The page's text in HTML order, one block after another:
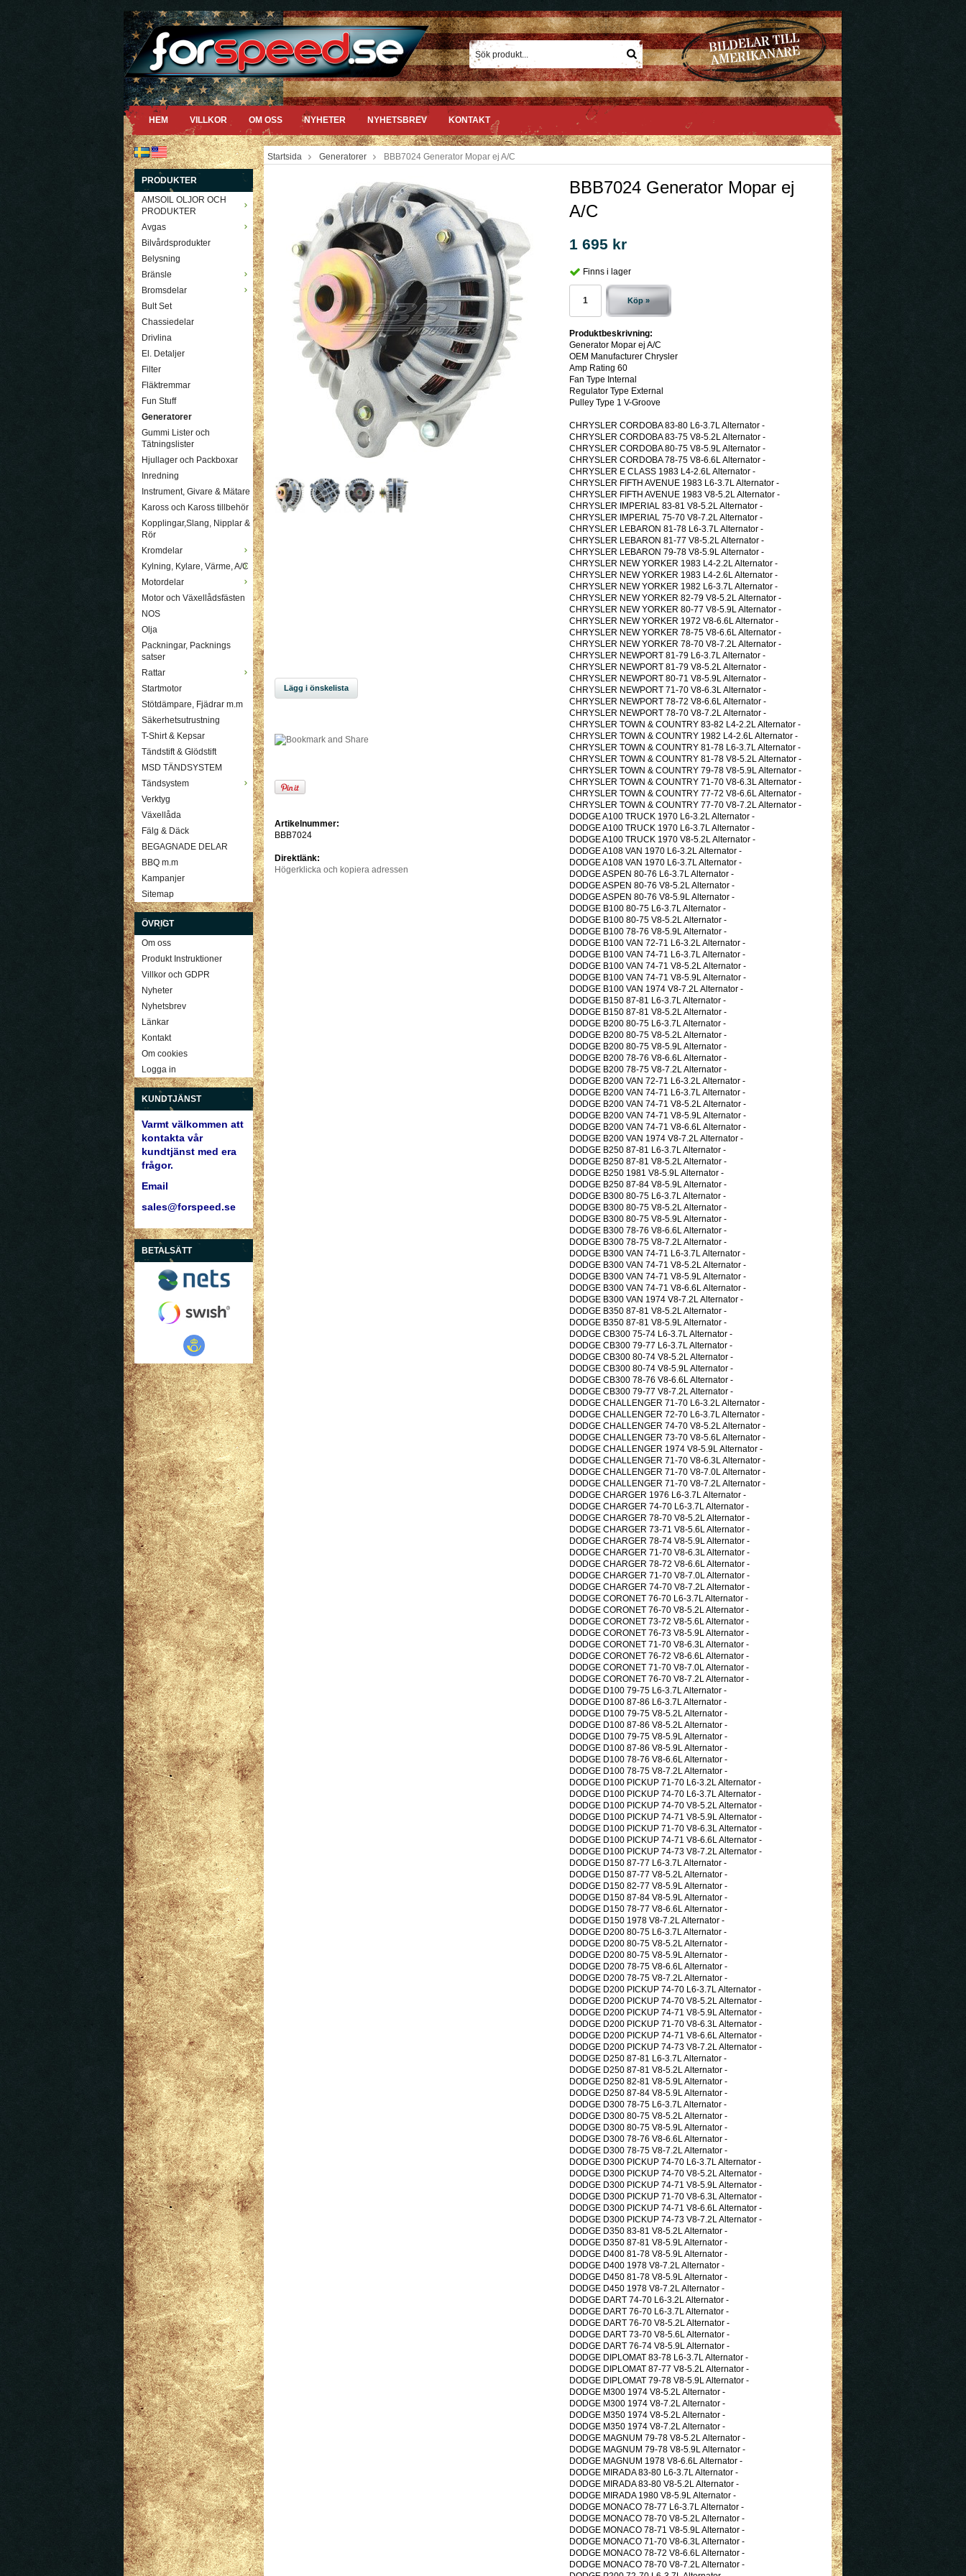
HEM VILLKOR OM OSS NYHETER NYHETSBREV KONTAKT
PRODUKTER
AMSOIL OLJOR OCH
PRODUKTER
Avgas
Bilvårdsprodukter
Belysning
Bränsle
Bromsdelar
Bult Set
Chassiedelar
Drivlina
El. Detaljer
Filter
Fläktremmar
Fun Stuff
Generatorer
Gummi Lister och
Tätningslister
Hjullager och Packboxar
Inredning
Instrument, Givare & Mätare
Kaross och Kaross tillbehör
Kopplingar,Slang, Nipplar &
Rör
Kromdelar
Kylning, Kylare, Värme, A/C
Motordelar
Motor och Växellådsfästen
NOS
Olja
Packningar, Packnings
satser
Rattar
Startmotor
Stötdämpare, Fjädrar m.m
Säkerhetsutrustning
T-Shirt & Kepsar
Tändstift & Glödstift
MSD TÄNDSYSTEM
Tändsystem
Verktyg
Växellåda
Fälg & Däck
BEGAGNADE DELAR
BBQ m.m
Kampanjer
Sitemap
ÖVRIGT
Om oss
Produkt Instruktioner
Villkor och GDPR
Nyheter
Nyhetsbrev
Länkar
Kontakt
Om cookies
Logga in
KUNDTJÄNST
Varmt välkommen att
kontakta vår
kundtjänst med era
frågor.
Email
sales@forspeed.se
BETALSÄTT
Startsida Generatorer BBB7024 Generator Mopar ej A/C
Lägg i önskelista
Artikelnummer:
BBB7024
Direktlänk:
Högerklicka och kopiera adressen
BBB7024 Generator Mopar ej
A/C
1 695 kr
Finns i lager
Köp »
Produktbeskrivning:
Generator Mopar ej A/C
OEM Manufacturer Chrysler
Amp Rating 60
Fan Type Internal
Regulator Type External
Pulley Type 1 V-Groove
CHRYSLER CORDOBA 83-80 L6-3.7L Alternator -
CHRYSLER CORDOBA 83-75 V8-5.2L Alternator -
CHRYSLER CORDOBA 80-75 V8-5.9L Alternator -
CHRYSLER CORDOBA 78-75 V8-6.6L Alternator -
CHRYSLER E CLASS 1983 L4-2.6L Alternator -
CHRYSLER FIFTH AVENUE 1983 L6-3.7L Alternator -
CHRYSLER FIFTH AVENUE 1983 V8-5.2L Alternator -
CHRYSLER IMPERIAL 83-81 V8-5.2L Alternator -
CHRYSLER IMPERIAL 75-70 V8-7.2L Alternator -
CHRYSLER LEBARON 81-78 L6-3.7L Alternator -
CHRYSLER LEBARON 81-77 V8-5.2L Alternator -
CHRYSLER LEBARON 79-78 V8-5.9L Alternator -
CHRYSLER NEW YORKER 1983 L4-2.2L Alternator -
CHRYSLER NEW YORKER 1983 L4-2.6L Alternator -
CHRYSLER NEW YORKER 1982 L6-3.7L Alternator -
CHRYSLER NEW YORKER 82-79 V8-5.2L Alternator -
CHRYSLER NEW YORKER 80-77 V8-5.9L Alternator -
CHRYSLER NEW YORKER 1972 V8-6.6L Alternator -
CHRYSLER NEW YORKER 78-75 V8-6.6L Alternator -
CHRYSLER NEW YORKER 78-70 V8-7.2L Alternator -
CHRYSLER NEWPORT 81-79 L6-3.7L Alternator -
CHRYSLER NEWPORT 81-79 V8-5.2L Alternator -
CHRYSLER NEWPORT 80-71 V8-5.9L Alternator -
CHRYSLER NEWPORT 71-70 V8-6.3L Alternator -
CHRYSLER NEWPORT 78-72 V8-6.6L Alternator -
CHRYSLER NEWPORT 78-70 V8-7.2L Alternator -
CHRYSLER TOWN & COUNTRY 83-82 L4-2.2L Alternator -
CHRYSLER TOWN & COUNTRY 1982 L4-2.6L Alternator -
CHRYSLER TOWN & COUNTRY 81-78 L6-3.7L Alternator -
CHRYSLER TOWN & COUNTRY 81-78 V8-5.2L Alternator -
CHRYSLER TOWN & COUNTRY 79-78 V8-5.9L Alternator -
CHRYSLER TOWN & COUNTRY 71-70 V8-6.3L Alternator -
CHRYSLER TOWN & COUNTRY 77-72 V8-6.6L Alternator -
CHRYSLER TOWN & COUNTRY 77-70 V8-7.2L Alternator -
DODGE A100 TRUCK 1970 L6-3.2L Alternator -
DODGE A100 TRUCK 1970 L6-3.7L Alternator -
DODGE A100 TRUCK 1970 V8-5.2L Alternator -
DODGE A108 VAN 1970 L6-3.2L Alternator -
DODGE A108 VAN 1970 L6-3.7L Alternator -
DODGE ASPEN 80-76 L6-3.7L Alternator -
DODGE ASPEN 80-76 V8-5.2L Alternator -
DODGE ASPEN 80-76 V8-5.9L Alternator -
DODGE B100 80-75 L6-3.7L Alternator -
DODGE B100 80-75 V8-5.2L Alternator -
DODGE B100 78-76 V8-5.9L Alternator -
DODGE B100 VAN 72-71 L6-3.2L Alternator -
DODGE B100 VAN 74-71 L6-3.7L Alternator -
DODGE B100 VAN 74-71 V8-5.2L Alternator -
DODGE B100 VAN 74-71 V8-5.9L Alternator -
DODGE B100 VAN 1974 V8-7.2L Alternator -
DODGE B150 87-81 L6-3.7L Alternator -
DODGE B150 87-81 V8-5.2L Alternator -
DODGE B200 80-75 L6-3.7L Alternator -
DODGE B200 80-75 V8-5.2L Alternator -
DODGE B200 80-75 V8-5.9L Alternator -
DODGE B200 78-76 V8-6.6L Alternator -
DODGE B200 78-75 V8-7.2L Alternator -
DODGE B200 VAN 72-71 L6-3.2L Alternator -
DODGE B200 VAN 74-71 L6-3.7L Alternator -
DODGE B200 VAN 74-71 V8-5.2L Alternator -
DODGE B200 VAN 74-71 V8-5.9L Alternator -
DODGE B200 VAN 74-71 V8-6.6L Alternator -
DODGE B200 VAN 1974 V8-7.2L Alternator -
DODGE B250 87-81 L6-3.7L Alternator -
DODGE B250 87-81 V8-5.2L Alternator -
DODGE B250 1981 V8-5.9L Alternator -
DODGE B250 87-84 V8-5.9L Alternator -
DODGE B300 80-75 L6-3.7L Alternator -
DODGE B300 80-75 V8-5.2L Alternator -
DODGE B300 80-75 V8-5.9L Alternator -
DODGE B300 78-76 V8-6.6L Alternator -
DODGE B300 78-75 V8-7.2L Alternator -
DODGE B300 VAN 74-71 L6-3.7L Alternator -
DODGE B300 VAN 74-71 V8-5.2L Alternator -
DODGE B300 VAN 74-71 V8-5.9L Alternator -
DODGE B300 VAN 74-71 V8-6.6L Alternator -
DODGE B300 VAN 1974 V8-7.2L Alternator -
DODGE B350 87-81 V8-5.2L Alternator -
DODGE B350 87-81 V8-5.9L Alternator -
DODGE CB300 75-74 L6-3.7L Alternator -
DODGE CB300 79-77 L6-3.7L Alternator -
DODGE CB300 80-74 V8-5.2L Alternator -
DODGE CB300 80-74 V8-5.9L Alternator -
DODGE CB300 78-76 V8-6.6L Alternator -
DODGE CB300 79-77 V8-7.2L Alternator -
DODGE CHALLENGER 71-70 L6-3.2L Alternator -
DODGE CHALLENGER 72-70 L6-3.7L Alternator -
DODGE CHALLENGER 74-70 V8-5.2L Alternator -
DODGE CHALLENGER 73-70 V8-5.6L Alternator -
DODGE CHALLENGER 1974 V8-5.9L Alternator -
DODGE CHALLENGER 71-70 V8-6.3L Alternator -
DODGE CHALLENGER 71-70 V8-7.0L Alternator -
DODGE CHALLENGER 71-70 V8-7.2L Alternator -
DODGE CHARGER 1976 L6-3.7L Alternator -
DODGE CHARGER 74-70 L6-3.7L Alternator -
DODGE CHARGER 78-70 V8-5.2L Alternator -
DODGE CHARGER 73-71 V8-5.6L Alternator -
DODGE CHARGER 78-74 V8-5.9L Alternator -
DODGE CHARGER 71-70 V8-6.3L Alternator -
DODGE CHARGER 78-72 V8-6.6L Alternator -
DODGE CHARGER 71-70 V8-7.0L Alternator -
DODGE CHARGER 74-70 V8-7.2L Alternator -
DODGE CORONET 76-70 L6-3.7L Alternator -
DODGE CORONET 76-70 V8-5.2L Alternator -
DODGE CORONET 73-72 V8-5.6L Alternator -
DODGE CORONET 76-73 V8-5.9L Alternator -
DODGE CORONET 71-70 V8-6.3L Alternator -
DODGE CORONET 76-72 V8-6.6L Alternator -
DODGE CORONET 71-70 V8-7.0L Alternator -
DODGE CORONET 76-70 V8-7.2L Alternator -
DODGE D100 79-75 L6-3.7L Alternator -
DODGE D100 87-86 L6-3.7L Alternator -
DODGE D100 79-75 V8-5.2L Alternator -
DODGE D100 87-86 V8-5.2L Alternator -
DODGE D100 79-75 V8-5.9L Alternator -
DODGE D100 87-86 V8-5.9L Alternator -
DODGE D100 78-76 V8-6.6L Alternator -
DODGE D100 78-75 V8-7.2L Alternator -
DODGE D100 PICKUP 71-70 L6-3.2L Alternator -
DODGE D100 PICKUP 74-70 L6-3.7L Alternator -
DODGE D100 PICKUP 74-70 V8-5.2L Alternator -
DODGE D100 PICKUP 74-71 V8-5.9L Alternator -
DODGE D100 PICKUP 71-70 V8-6.3L Alternator -
DODGE D100 PICKUP 74-71 V8-6.6L Alternator -
DODGE D100 PICKUP 74-73 V8-7.2L Alternator -
DODGE D150 87-77 L6-3.7L Alternator -
DODGE D150 87-77 V8-5.2L Alternator -
DODGE D150 82-77 V8-5.9L Alternator -
DODGE D150 87-84 V8-5.9L Alternator -
DODGE D150 78-77 V8-6.6L Alternator -
DODGE D150 1978 V8-7.2L Alternator -
DODGE D200 80-75 L6-3.7L Alternator -
DODGE D200 80-75 V8-5.2L Alternator -
DODGE D200 80-75 V8-5.9L Alternator -
DODGE D200 78-75 V8-6.6L Alternator -
DODGE D200 78-75 V8-7.2L Alternator -
DODGE D200 PICKUP 74-70 L6-3.7L Alternator -
DODGE D200 PICKUP 74-70 V8-5.2L Alternator -
DODGE D200 PICKUP 74-71 V8-5.9L Alternator -
DODGE D200 PICKUP 71-70 V8-6.3L Alternator -
DODGE D200 PICKUP 74-71 V8-6.6L Alternator -
DODGE D200 PICKUP 74-73 V8-7.2L Alternator -
DODGE D250 87-81 L6-3.7L Alternator -
DODGE D250 87-81 V8-5.2L Alternator -
DODGE D250 82-81 V8-5.9L Alternator -
DODGE D250 87-84 V8-5.9L Alternator -
DODGE D300 78-75 L6-3.7L Alternator -
DODGE D300 80-75 V8-5.2L Alternator -
DODGE D300 80-75 V8-5.9L Alternator -
DODGE D300 78-76 V8-6.6L Alternator -
DODGE D300 78-75 V8-7.2L Alternator -
DODGE D300 PICKUP 74-70 L6-3.7L Alternator -
DODGE D300 PICKUP 74-70 V8-5.2L Alternator -
DODGE D300 PICKUP 74-71 V8-5.9L Alternator -
DODGE D300 PICKUP 71-70 V8-6.3L Alternator -
DODGE D300 PICKUP 74-71 V8-6.6L Alternator -
DODGE D300 PICKUP 74-73 V8-7.2L Alternator -
DODGE D350 83-81 V8-5.2L Alternator -
DODGE D350 87-81 V8-5.9L Alternator -
DODGE D400 81-78 V8-5.9L Alternator -
DODGE D400 1978 V8-7.2L Alternator -
DODGE D450 81-78 V8-5.9L Alternator -
DODGE D450 1978 V8-7.2L Alternator -
DODGE DART 74-70 L6-3.2L Alternator -
DODGE DART 76-70 L6-3.7L Alternator -
DODGE DART 76-70 V8-5.2L Alternator -
DODGE DART 73-70 V8-5.6L Alternator -
DODGE DART 76-74 V8-5.9L Alternator -
DODGE DIPLOMAT 83-78 L6-3.7L Alternator -
DODGE DIPLOMAT 87-77 V8-5.2L Alternator -
DODGE DIPLOMAT 79-78 V8-5.9L Alternator -
DODGE M300 1974 V8-5.2L Alternator -
DODGE M300 1974 V8-7.2L Alternator -
DODGE M350 1974 V8-5.2L Alternator -
DODGE M350 1974 V8-7.2L Alternator -
DODGE MAGNUM 79-78 V8-5.2L Alternator -
DODGE MAGNUM 79-78 V8-5.9L Alternator -
DODGE MAGNUM 1978 V8-6.6L Alternator -
DODGE MIRADA 83-80 L6-3.7L Alternator -
DODGE MIRADA 83-80 V8-5.2L Alternator -
DODGE MIRADA 1980 V8-5.9L Alternator -
DODGE MONACO 78-77 L6-3.7L Alternator -
DODGE MONACO 78-70 V8-5.2L Alternator -
DODGE MONACO 78-71 V8-5.9L Alternator -
DODGE MONACO 71-70 V8-6.3L Alternator -
DODGE MONACO 78-72 V8-6.6L Alternator -
DODGE MONACO 78-70 V8-7.2L Alternator -